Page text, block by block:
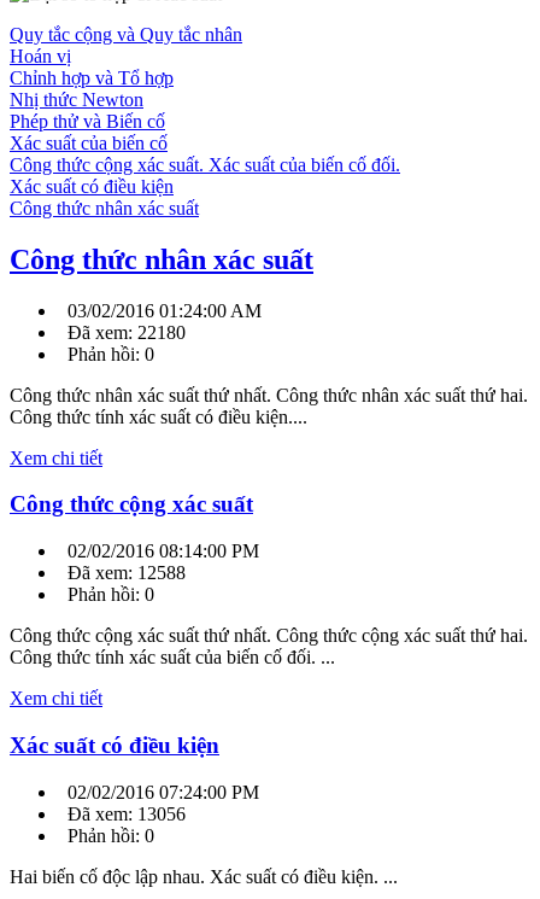
Quy tắc cộng và Quy tắc nhân
Hoán vị
Chỉnh hợp và Tổ hợp
Nhị thức Newton
Phép thử và Biến cố
Xác suất của biến cố
Công thức cộng xác suất. Xác suất của biến cố đối.
Xác suất có điều kiện
Công thức nhân xác suất
Công thức nhân xác suất
03/02/2016 01:24:00 AM
Đã xem: 22180
Phản hồi: 0
Công thức nhân xác suất thứ nhất. Công thức nhân xác suất thứ hai.
Công thức tính xác suất có điều kiện....
Xem chi tiết
Công thức cộng xác suất
02/02/2016 08:14:00 PM
Đã xem: 12588
Phản hồi: 0
Công thức cộng xác suất thứ nhất. Công thức cộng xác suất thứ hai.
Công thức tính xác suất của biến cố đối. ...
Xem chi tiết
Xác suất có điều kiện
02/02/2016 07:24:00 PM
Đã xem: 13056
Phản hồi: 0
Hai biến cố độc lập nhau. Xác suất có điều kiện. ...